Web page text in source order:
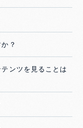
？
ンツを見ることは